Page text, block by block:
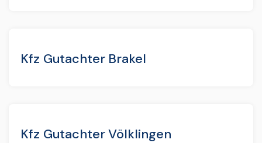
Kfz Gutachter Brakel
Kfz Gutachter Völklingen